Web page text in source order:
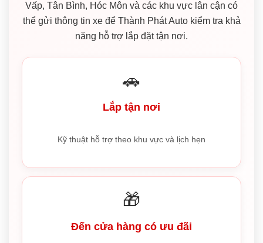
Vấp, Tân Bình, Hóc Môn và các khu vực lân cận có
thể gửi thông tin xe để Thành Phát Auto kiểm tra khả
năng hỗ trợ lắp đặt tận nơi.
🚗
Lắp tận nơi
Kỹ thuật hỗ trợ theo khu vực và lịch hẹn
🎁
Đến cửa hàng có ưu đãi